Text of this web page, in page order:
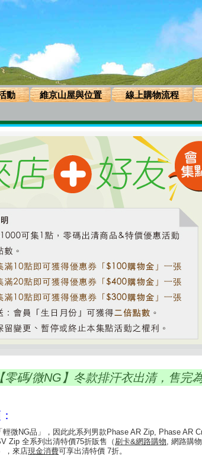
動 維京山屋與位置 線上購物流程
碼/微NG】冬款排汗衣出清，售完
微NG品」，因此此系列男款Phase AR Zip, Phase AR
Zip 全系列出清特價75折販售（ 刷卡&網路購物, 網路購
，來店現金消費可享出清特價 7折。